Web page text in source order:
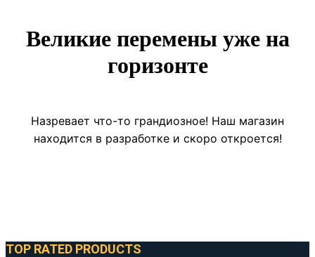
Великие перемены уже на
горизонте
Назревает что-то грандиозное! Наш магазин
находится в разработке и скоро откроется!
TOP RATED PRODUCTS